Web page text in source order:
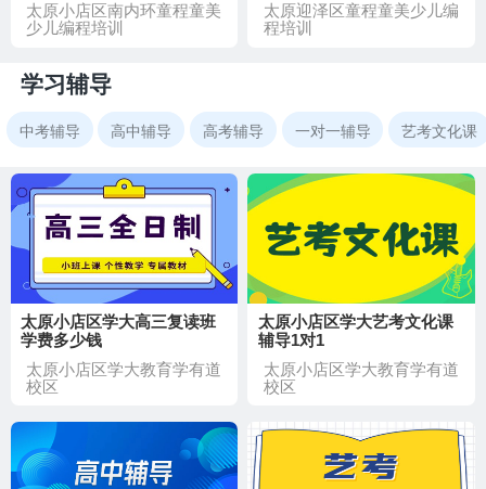
太原小店区南内环童程童美
少儿编程培训
太原迎泽区童程童美少儿编
程培训
学习辅导
中考辅导 高中辅导 高考辅导 一对一辅导 艺考文化课
太原小店区学大高三复读班
学费多少钱
太原小店区学大教育学有道
校区
太原小店区学大艺考文化课
辅导1对1
太原小店区学大教育学有道
校区